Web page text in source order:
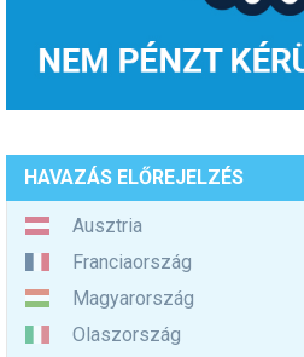
HAVAZÁS ELŐREJELZÉS
Ausztria
Franciaország
Magyarország
Olaszország